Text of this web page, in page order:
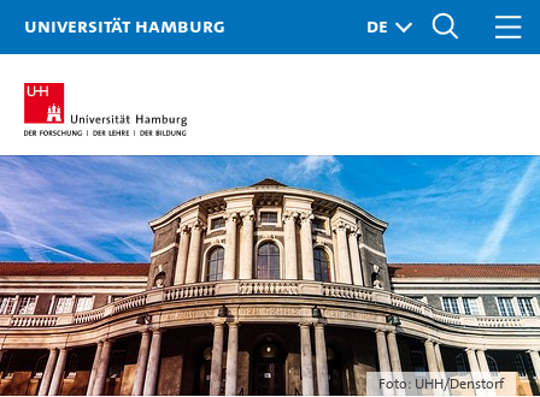
Universität Hamburg
Foto: UHH/Denstorf